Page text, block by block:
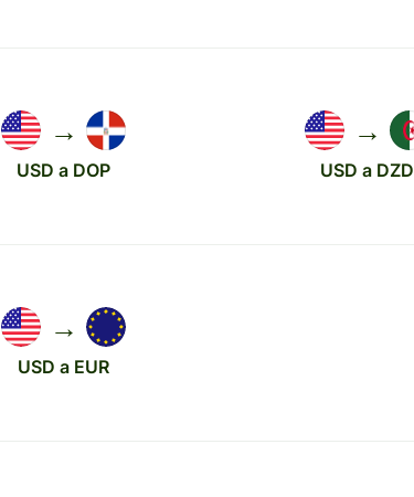
→
USD a DOP
→
USD a DZD
→
USD a EUR